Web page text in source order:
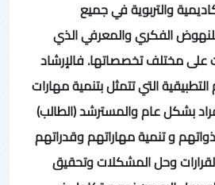
والتربوية في جميع
الفكري والمعرفي الذي
مختلف تخصصاتها. فالإرشاد
التي تتمثل بتنمية مهارات
بشكل عام والمسترشد (الطالب)
و تنمية مهاراتهم وقدراتهم
وحل المشكلات وتحقيق